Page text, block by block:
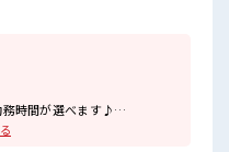
務時間が選べます♪